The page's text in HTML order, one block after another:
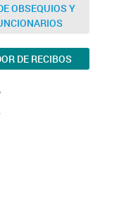
OBSEQUIOS Y
DE RECIBOS